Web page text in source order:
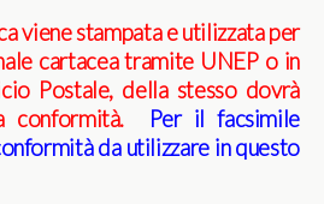
viene stampata e utilizzata per
cartacea tramite UNEP o in
Postale, della stesso dovrà
conformità.
Per il facsimile
da utilizzare in questo